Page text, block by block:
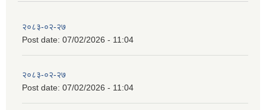
२०८३-०२-२७
Post date: 07/02/2026 - 11:04
२०८३-०२-२७
Post date: 07/02/2026 - 11:04